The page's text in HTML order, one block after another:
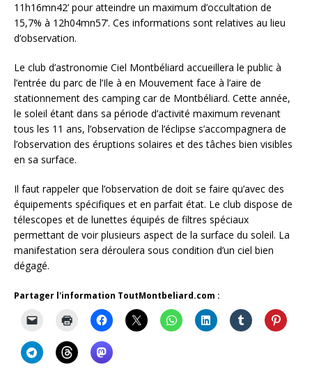
11h16mn42’ pour atteindre un maximum d’occultation de
15,7% à 12h04mn57’. Ces informations sont relatives au lieu
d’observation.
Le club d’astronomie Ciel Montbéliard accueillera le public à
l’entrée du parc de l’Ile à en Mouvement face à l’aire de
stationnement des camping car de Montbéliard. Cette année,
le soleil étant dans sa période d’activité maximum revenant
tous les 11 ans, l’observation de l’éclipse s’accompagnera de
l’observation des éruptions solaires et des tâches bien visibles
en sa surface.
Il faut rappeler que l’observation de doit se faire qu’avec des
équipements spécifiques et en parfait état. Le club dispose de
télescopes et de lunettes équipés de filtres spéciaux
permettant de voir plusieurs aspect de la surface du soleil. La
manifestation sera déroulera sous condition d’un ciel bien
dégagé.
Partager l'information ToutMontbeliard.com :